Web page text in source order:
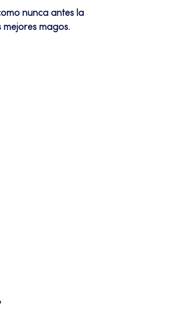
nunca antes la
mejores magos.